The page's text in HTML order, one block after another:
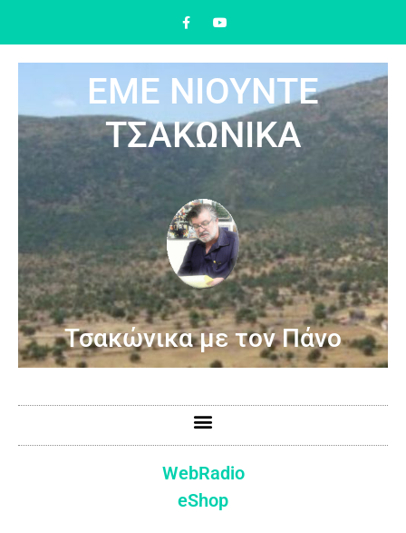
ΕΜΕ ΝΙΟΥΝΤΕ
ΤΣΑΚΩΝΙΚΑ
Τσακώνικα με τον Πάνο
WebRadio
eShop